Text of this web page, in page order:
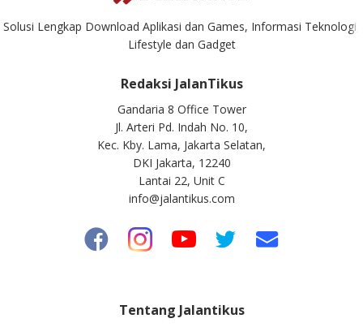
Solusi Lengkap Download Aplikasi dan Games, Informasi Teknologi,
Lifestyle dan Gadget
Redaksi JalanTikus
Gandaria 8 Office Tower
Jl. Arteri Pd. Indah No. 10,
Kec. Kby. Lama, Jakarta Selatan,
DKI Jakarta, 12240
Lantai 22, Unit C
info@jalantikus.com
Tentang Jalantikus